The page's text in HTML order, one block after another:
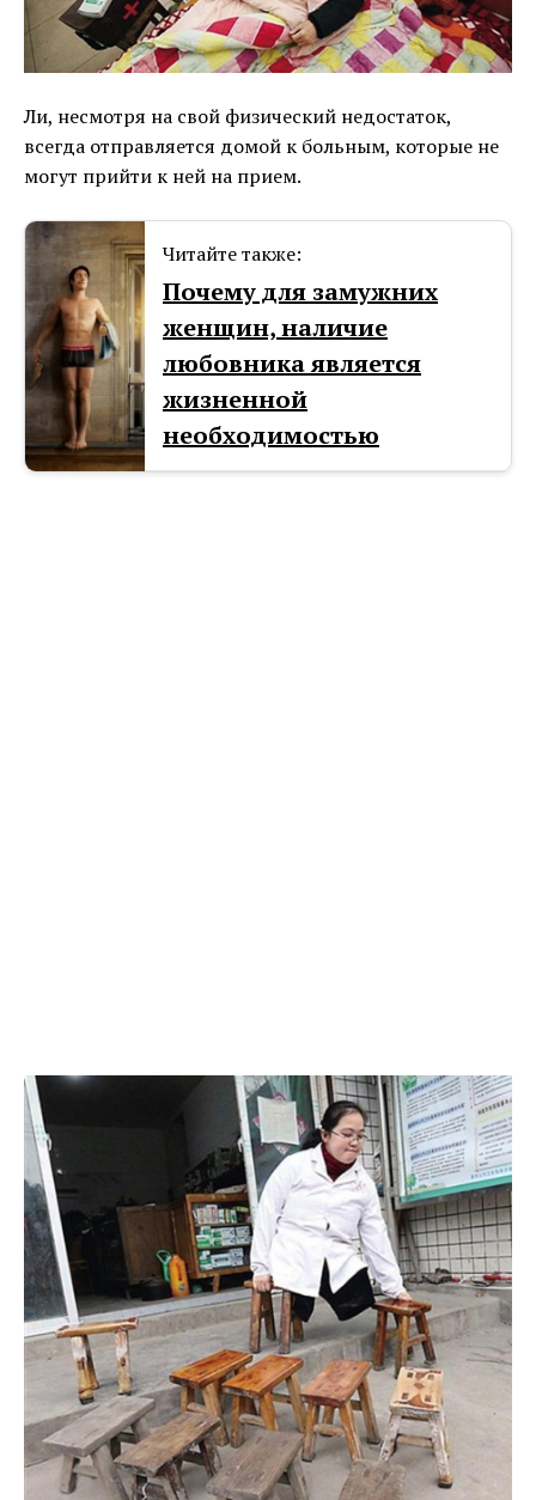
Ли, несмотря на свой физический недостаток,
всегда отправляется домой к больным, которые не
могут прийти к ней на прием.
Читайте также:
Почему для замужних
женщин, наличие
любовника является
жизненной
необходимостью